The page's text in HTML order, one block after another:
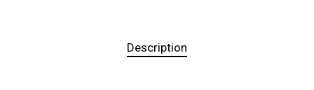
Description